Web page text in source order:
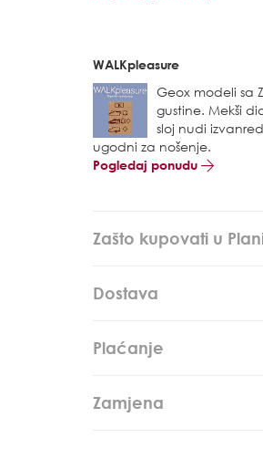
WALKpleasure
Geox modeli sa
gustine. Mekši
sloj nudi
ugodni za nošenje.
Pogledaj ponudu
Zašto kupovati u
Dostava
Plaćanje
Zamjena